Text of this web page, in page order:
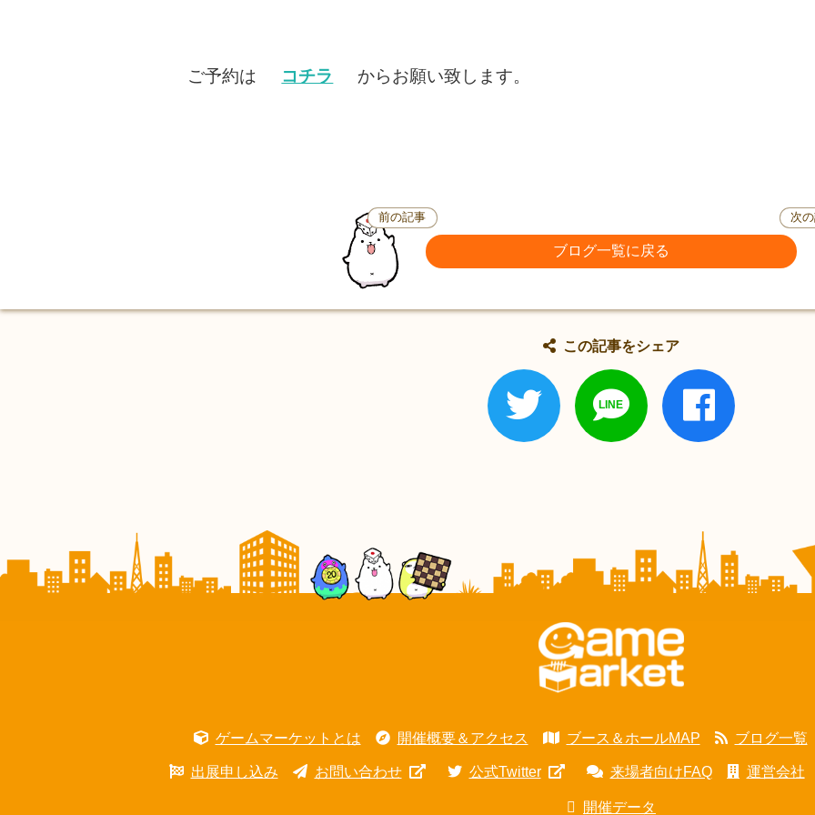
ご予約は コチラ からお願い致します。
前の記事
ブログ一覧に戻る
次
この記事をシェア
ゲームマーケットとは 開催概要＆アクセス ブース＆ホールMAP ブログ一覧
出展申し込み お問い合わせ 公式Twitter 来場者向けFAQ 運営会社
開催データ